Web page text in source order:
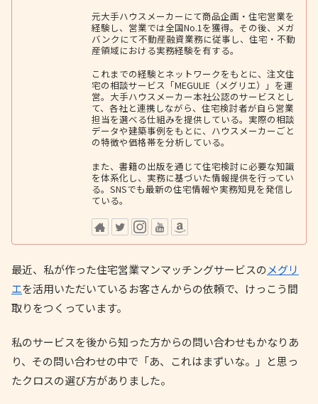
元大手ハウスメーカーにて商品企画・住宅営業を
経験し、営業では全国No.1を獲得。その後、メガ
バンクにて不動産融資業務に従事し、住宅・不動
産領域における実務経験を有する。
これまでの経験とネットワークをもとに、注文住
宅の相談サービス「MEGULIE（メグリエ）」を運
営。大手ハウスメーカー本社公認のサービスとし
て、各社と連携しながら、住宅検討者が自ら営業
担当を選べる仕組みを提供している。実際の相談
データや建築事例をもとに、ハウスメーカーごと
の特徴や価格帯を分析している。
また、書籍の出版を通じて住宅検討に必要な知識
を体系化し、実務に基づいた情報提供を行ってい
る。SNSでも最新の住宅情報や実務知見を発信し
ている。
最近、私が作った住宅営業マンマッチングサービスのメグリ
エを活用いただいているお客さんからの依頼で、けっこう間
取りをつくっています。
私のサービスを後から知った方からの問い合わせもかなりあ
り、その問い合わせの中で「あ、これはまずいな。」と思っ
たクロスの選び方がありました。